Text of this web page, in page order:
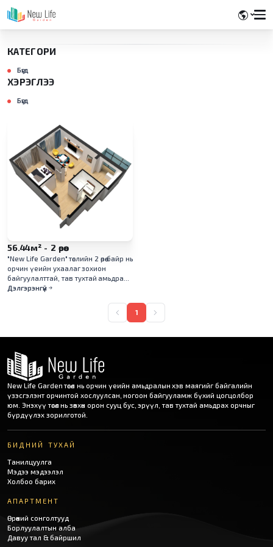
КАТЕГОРИ
Бүгд
ХЭРЭГЛЭЭ
Бүгд
56.44м² - 2 өрөө
"New Life Garden" төслийн 2 өрөө байр нь
орчин үеийн ухаалаг зохион
байгуулалттай, тав тухтай амьдрах
орчныг бүрдүүлсэн.
Дэлгэрэнгүй
1
New Life Garden төсөл нь орчин үеийн амьдралын хэв маягийг байгалийн
үзэсгэлэнт орчинтой хослуулсан, ногоон байгууламж бүхий цогцолбор
юм. Энэхүү төсөл нь зөвхөн орон сууц бус, эрүүл, тав тухтай амьдрах орчныг
бүрдүүлэх зорилготой.
БИДНИЙ ТУХАЙ
Танилцуулга
Мэдээ мэдээлэл
Холбоо барих
АПАРТМЕНТ
Өрөөний сонголтууд
Борлуулалтын алба
Давуу тал & байршил